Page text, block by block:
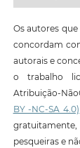
Os autores
concordam
autorais e
o trabalho
Atribuição-
BY -NC-SA 4.0)
pesqueiras e